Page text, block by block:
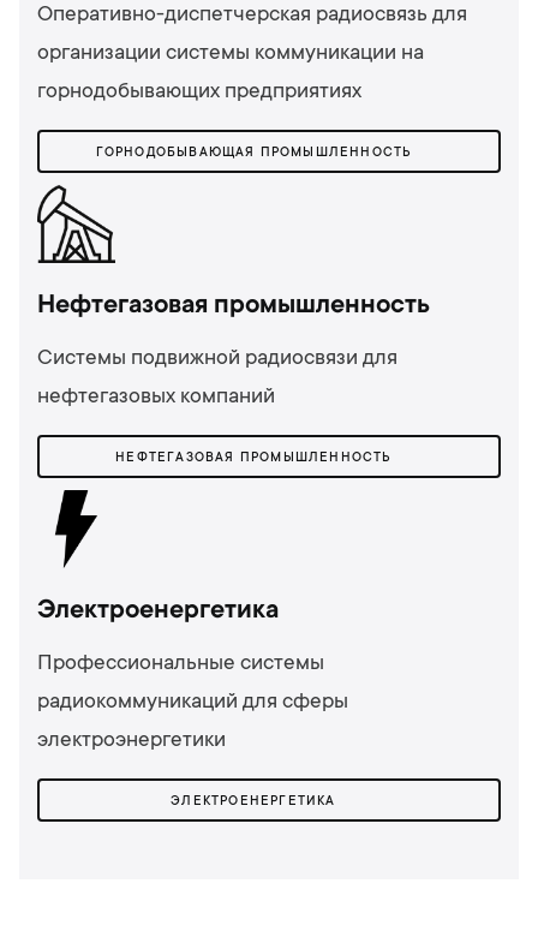
Оперативно-диспетчерская радиосвязь для
организации системы коммуникации на
горнодобывающих предприятиях
ГОРНОДОБЫВАЮЩАЯ ПРОМЫШЛЕННОСТЬ
Нефтегазовая промышленность
Системы подвижной радиосвязи для
нефтегазовых компаний
НЕФТЕГАЗОВАЯ ПРОМЫШЛЕННОСТЬ
Электроенергетика
Профессиональные системы
радиокоммуникаций для сферы
электроэнергетики
ЭЛЕКТРОЕНЕРГЕТИКА